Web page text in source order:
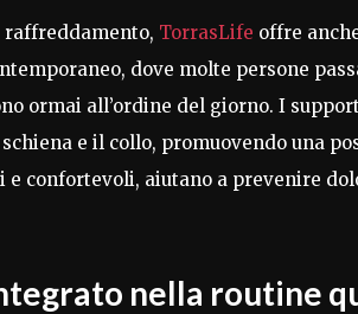
TorrasLife offre
dove molte persone
ormai all’ordine del giorno. I
e il collo, promuovendo una
confortevoli, aiutano a prevenire
nella routine